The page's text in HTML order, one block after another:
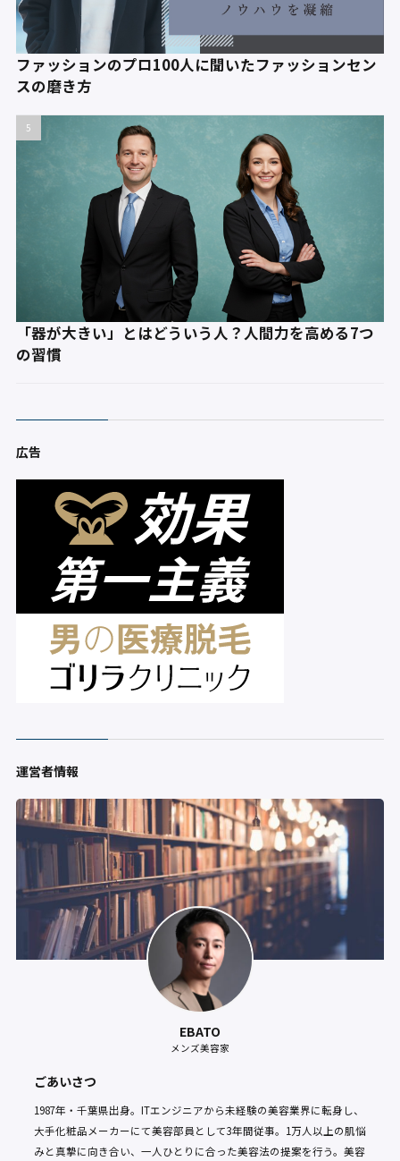
ファッションのプロ100人に聞いたファッションセン
スの磨き方
「器が大きい」とはどういう人？人間力を高める7つ
の習慣
広告
運営者情報
EBATO
メンズ美容家
ごあいさつ
1987年・千葉県出身。ITエンジニアから未経験の美容業界に転身し、
大手化粧品メーカーにて美容部員として3年間従事。1万人以上の肌悩
みと真摯に向き合い、一人ひとりに合った美容法の提案を行う。美容